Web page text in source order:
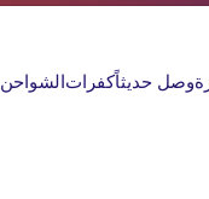
وصل حديثاًكفراتالشواحن